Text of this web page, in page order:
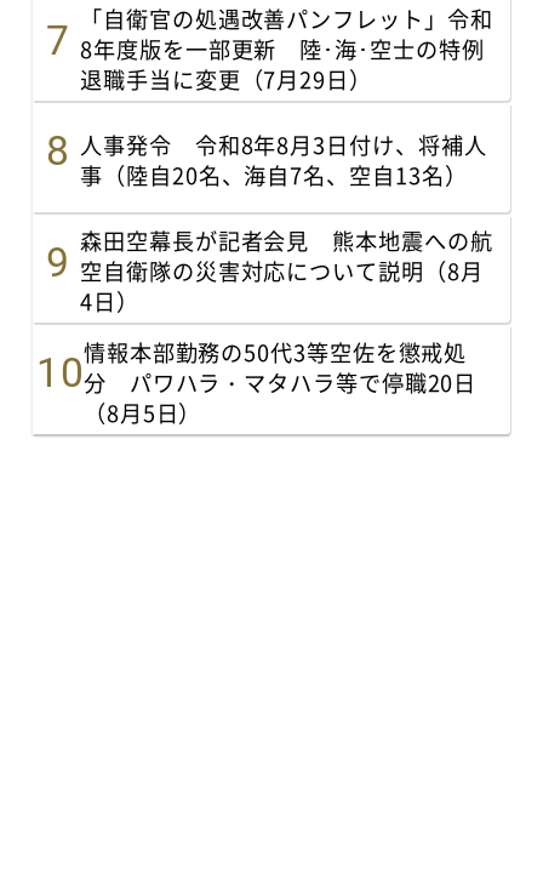
「自衛官の処遇改善パンフレット」令和
8年度版を一部更新 陸･海･空士の特例
退職手当に変更（7月29日）
人事発令 令和8年8月3日付け、将補人
事（陸自20名、海自7名、空自13名）
森田空幕長が記者会見 熊本地震への航
空自衛隊の災害対応について説明（8月
4日）
情報本部勤務の50代3等空佐を懲戒処
分 パワハラ・マタハラ等で停職20日
（8月5日）